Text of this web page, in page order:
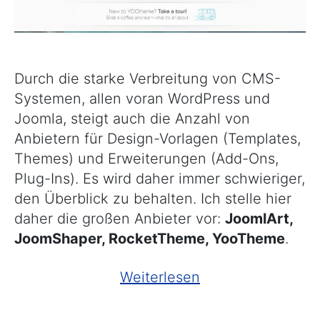
Durch die starke Verbreitung von CMS-
Systemen, allen voran WordPress und
Joomla, steigt auch die Anzahl von
Anbietern für Design-Vorlagen (Templates,
Themes) und Erweiterungen (Add-Ons,
Plug-Ins). Es wird daher immer schwieriger,
den Überblick zu behalten. Ich stelle hier
daher die großen Anbieter vor: JoomlArt,
JoomShaper, RocketTheme, YooTheme.
Weiterlesen